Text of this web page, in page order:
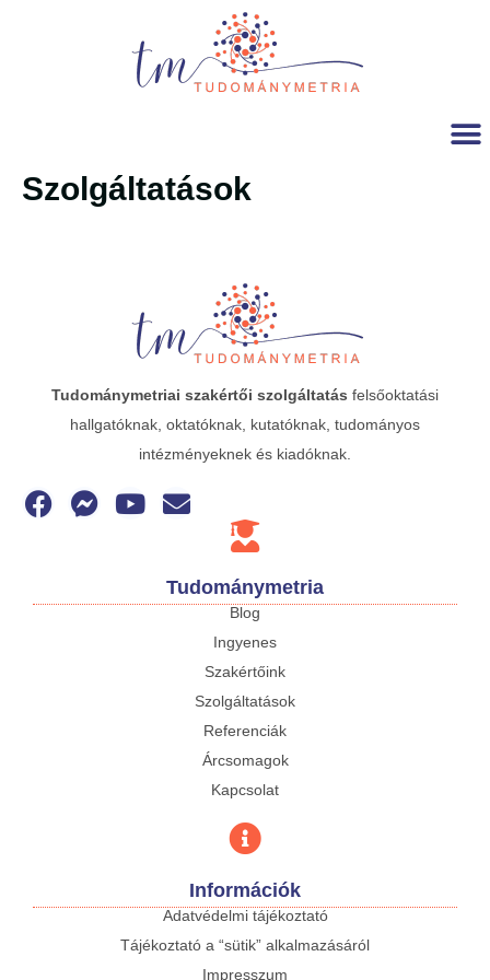
Szolgáltatások
Tudománymetriai szakértői szolgáltatás felsőoktatási
hallgatóknak, oktatóknak, kutatóknak, tudományos
intézményeknek és kiadóknak.
Tudománymetria
Blog
Ingyenes
Szakértőink
Szolgáltatások
Referenciák
Árcsomagok
Kapcsolat
Információk
Adatvédelmi tájékoztató
Tájékoztató a “sütik” alkalmazásáról
Impresszum